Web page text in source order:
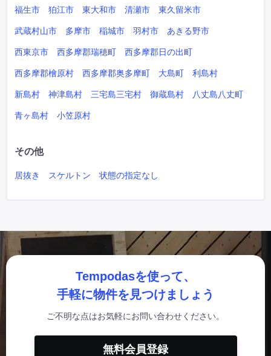
福生市 狛江市 東大和市 清瀬市 東久留米市
武蔵村山市 多摩市 稲城市 羽村市 あきる野市
西東京市 西多摩郡瑞穂町 西多摩郡日の出町
西多摩郡檜原村 西多摩郡奥多摩町 大島町 利島村
新島村 神津島村 三宅島三宅村 御蔵島村 八丈島八丈町
青ヶ島村 小笠原村
その他
居抜き スケルトン 状態の指定なし
Tempodasを使って、
手軽に物件を見つけましょう
ご不明な点はお気軽にお問い合わせください。
無料会員登録